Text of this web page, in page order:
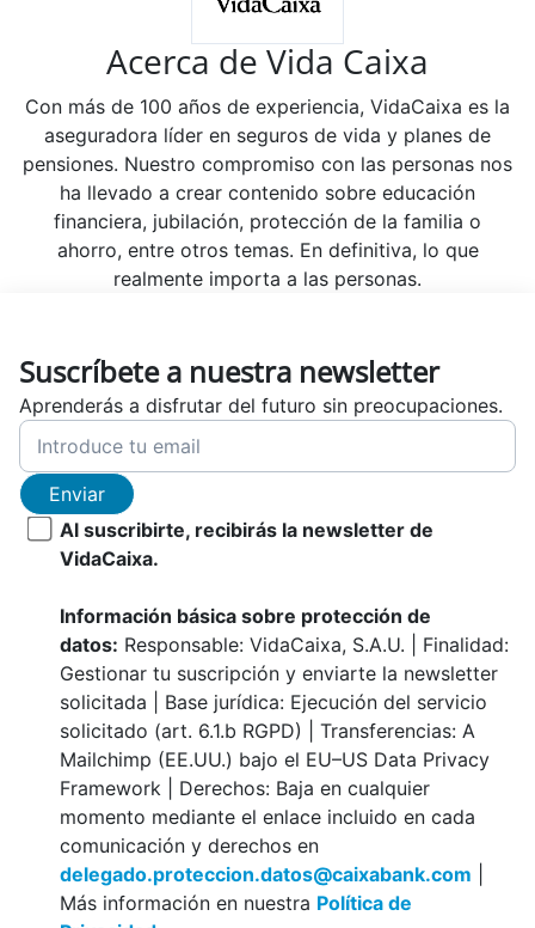
Acerca de Vida Caixa
Con más de 100 años de experiencia, VidaCaixa es la
aseguradora líder en seguros de vida y planes de
pensiones. Nuestro compromiso con las personas nos
ha llevado a crear contenido sobre educación
financiera, jubilación, protección de la familia o
ahorro, entre otros temas. En definitiva, lo que
realmente importa a las personas.
Suscríbete a nuestra newsletter
Aprenderás a disfrutar del futuro sin preocupaciones.
Enviar
Al suscribirte, recibirás la newsletter de
VidaCaixa.
Información básica sobre protección de
datos: Responsable: VidaCaixa, S.A.U. | Finalidad:
Gestionar tu suscripción y enviarte la newsletter
solicitada | Base jurídica: Ejecución del servicio
solicitado (art. 6.1.b RGPD) | Transferencias: A
Mailchimp (EE.UU.) bajo el EU–US Data Privacy
Framework | Derechos: Baja en cualquier
momento mediante el enlace incluido en cada
comunicación y derechos en
delegado.proteccion.datos@caixabank.com
Más información en nuestra Política de